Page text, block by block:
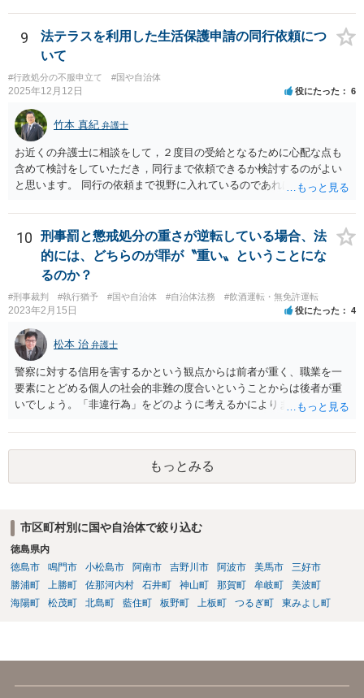
9
法テラスを利用した生活保護申請の同行依頼につ
いて
#行政処分の不服申立て #国や自治体
2025年12月12日 役にたった 6
竹本 真紀 弁護士
お近くの弁護士に相談をして，２度目の受給となるために心配な点も
含めて検討をしていただき，同行まで依頼できるか検討するのがよい
と思います。 同行の依頼まで視野に入れているのであれば，お近くの
10
刑事罰と懲戒処分の重さが逆転している場合、法
的には、どちらのが罪が〝重い〟ということにな
るのか？
#刑事裁判 #執行猶予 #国や自治体 #自治体法務 #飲酒運転・無免許運転
2023年2月15日 役にたった 4
松本 治 弁護士
警察に対する信用を害するかという観点からは前者が重く、職業を一
要素にとどめる個人の社会的非難の度合いということからは後者が重
いでしょう。「非違行為」をどのように考えるかによります。
もっとみる
市区町村別に国や自治体で絞り込む
徳島県内
徳島市
鳴門市 小松島市 阿南市 吉野川市 阿波市 美馬市
三好市
勝浦町
上勝町 佐那河内村 石井町 神山町 那賀町 牟岐町
美波町
海陽町
松茂町 北島町 藍住町 板野町 上板町 つるぎ町 東みよし町